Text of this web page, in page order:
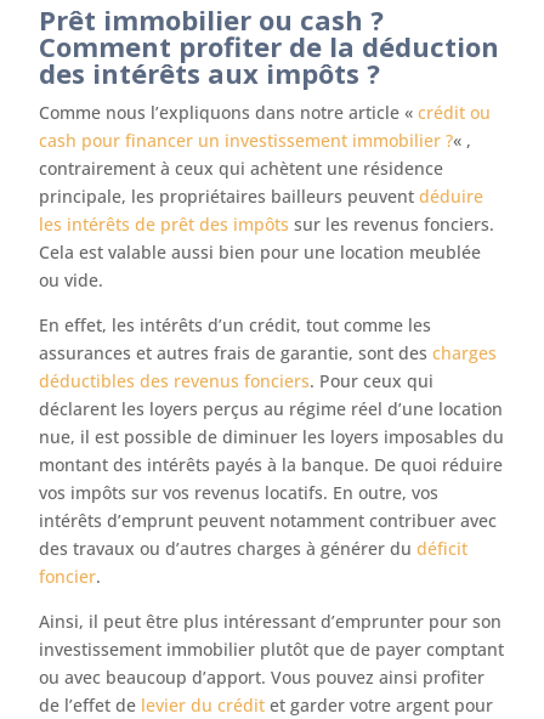
Prêt immobilier ou cash ?
Comment profiter de la déduction
des intérêts aux impôts ?
Comme nous l’expliquons dans notre article «crédit ou
cash pour financer un investissement immobilier ?« ,
contrairement à ceux qui achètent une résidence
principale, les propriétaires bailleurs peuventdéduire
les intérêts de prêt des impôts sur les revenus fonciers.
Cela est valable aussi bien pour une location meublée
ou vide.
En effet, les intérêts d’un crédit, tout comme les
assurances et autres frais de garantie, sont descharges
déductibles des revenus fonciers. Pour ceux qui
déclarent les loyers perçus au régime réel d’une location
nue, il est possible de diminuer les loyers imposables du
montant des intérêts payés à la banque. De quoi réduire
vos impôts sur vos revenus locatifs. En outre, vos
intérêts d’emprunt peuvent notamment contribuer avec
des travaux ou d’autres charges à générer dudéficit
foncier.
Ainsi, il peut être plus intéressant d’emprunter pour son
investissement immobilier plutôt que de payer comptant
ou avec beaucoup d’apport. Vous pouvez ainsi profiter
de l’effet de levier du crédit et garder votre argent pour